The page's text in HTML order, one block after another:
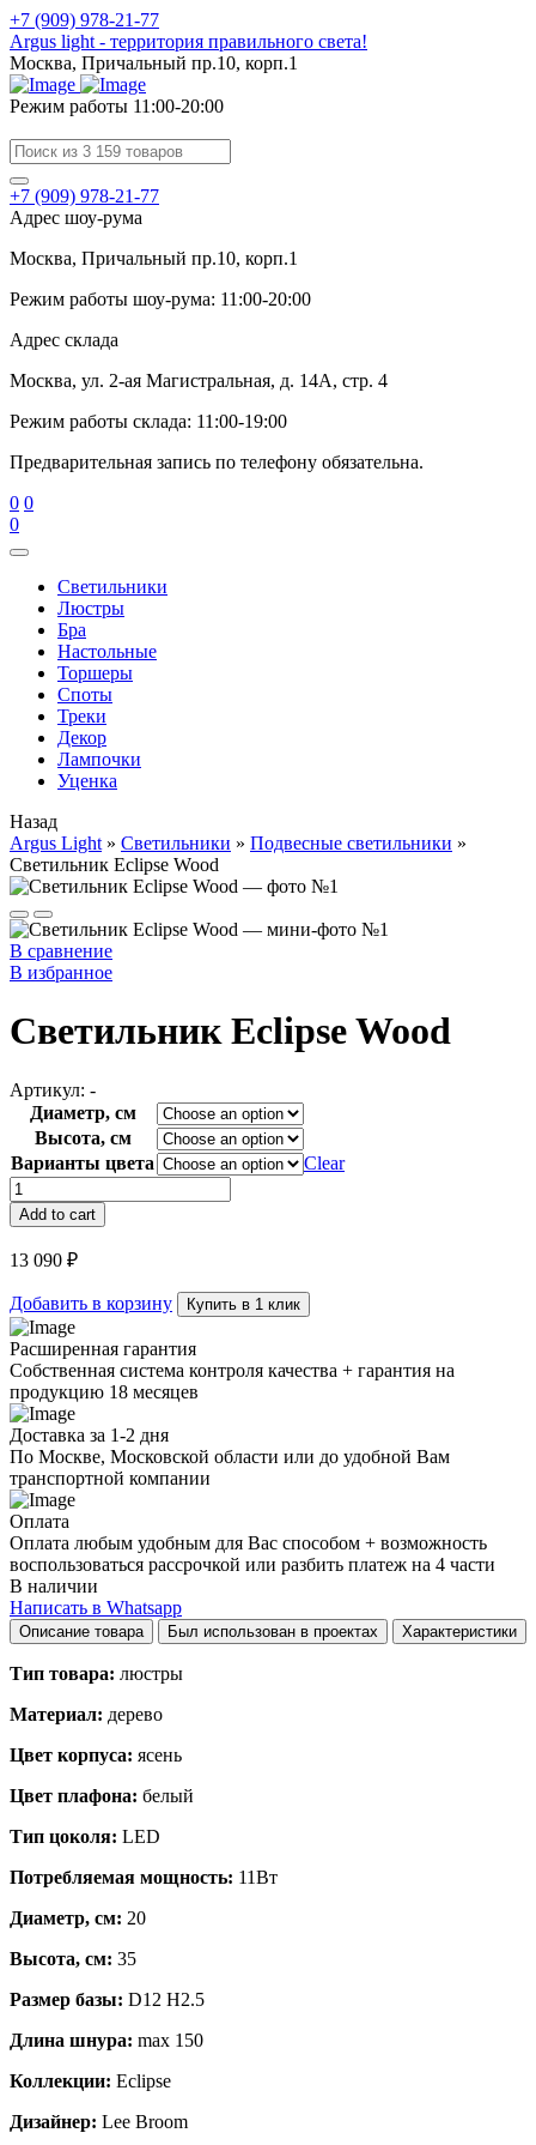
+7 (909) 978-21-77
Argus light - территория правильного света!
Москва, Причальный пр.10, корп.1
Режим работы 11:00-20:00
+7 (909) 978-21-77
Адрес шоу-рума
Москва, Причальный пр.10, корп.1
Режим работы шоу-рума: 11:00-20:00
Адрес склада
Москва, ул. 2-ая Магистральная, д. 14А, стр. 4
Режим работы склада: 11:00-19:00
Предварительная запись по телефону обязательна.
0 0
0
Cветильники
Люстры
Бра
Настольные
Торшеры
Споты
Треки
Декор
Лампочки
Уценка
Назад
Argus Light » Cветильники » Подвесные светильники »
Светильник Eclipse Wood
В сравнение
В избранное
Светильник Eclipse Wood
Артикул: -
Диаметр, см
Высота, см
Варианты цвета
Clear
Светильник
Eclipse
Wood
quantity
Add to cart
13 090 ₽
Добавить в корзину Купить в 1 клик
Расширенная гарантия
Собственная система контроля качества + гарантия на
продукцию 18 месяцев
Доставка за 1-2 дня
По Москве, Московской области или до удобной Вам
транспортной компании
Оплата
Оплата любым удобным для Вас способом + возможность
воспользоваться рассрочкой или разбить платеж на 4 части
В наличии
Написать в Whatsapp
Описание товара Был использован в проектах Характеристики
Тип товара: люстры
Материал: дерево
Цвет корпуса: ясень
Цвет плафона: белый
Тип цоколя: LED
Потребляемая мощность: 11Вт
Диаметр, см: 20
Высота, см: 35
Размер базы: D12 H2.5
Длина шнура: max 150
Коллекции: Eclipse
Дизайнер: Lee Broom